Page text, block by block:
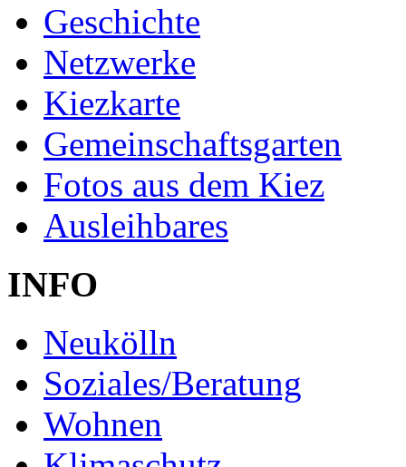
Geschichte
Netzwerke
Kiezkarte
Gemeinschaftsgarten
Fotos aus dem Kiez
Ausleihbares
INFO
Neukölln
Soziales/Beratung
Wohnen